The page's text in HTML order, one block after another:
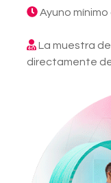
Ayuno
La muestra
directamente